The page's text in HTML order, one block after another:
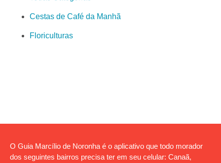
Cestas de Café da Manhã
Floriculturas
O Guia Marcílio de Noronha é o aplicativo que todo morador
dos seguintes bairros precisa ter em seu celular: Canaã,